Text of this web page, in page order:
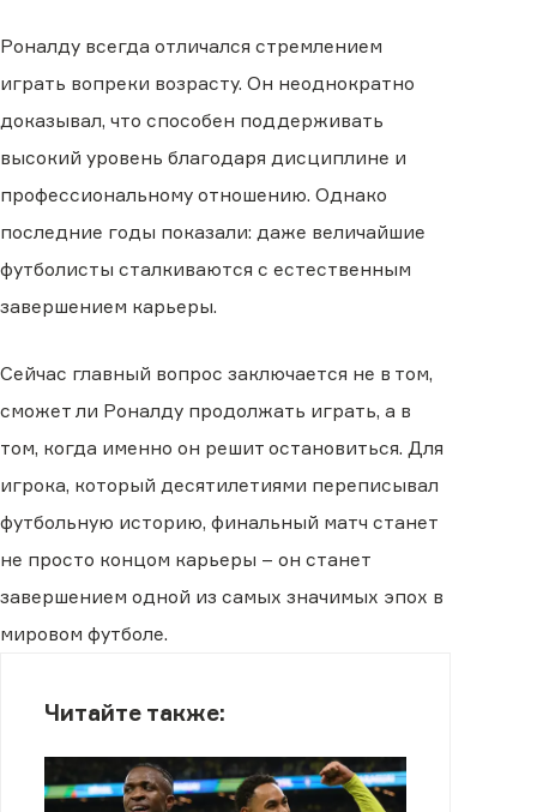
Роналду всегда отличался стремлением
играть вопреки возрасту. Он неоднократно
доказывал, что способен поддерживать
высокий уровень благодаря дисциплине и
профессиональному отношению. Однако
последние годы показали: даже величайшие
футболисты сталкиваются с естественным
завершением карьеры.
Сейчас главный вопрос заключается не в том,
сможет ли Роналду продолжать играть, а в
том, когда именно он решит остановиться. Для
игрока, который десятилетиями переписывал
футбольную историю, финальный матч станет
не просто концом карьеры – он станет
завершением одной из самых значимых эпох в
мировом футболе.
Читайте также: